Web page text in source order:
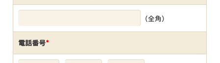
（全角）
電話番号*